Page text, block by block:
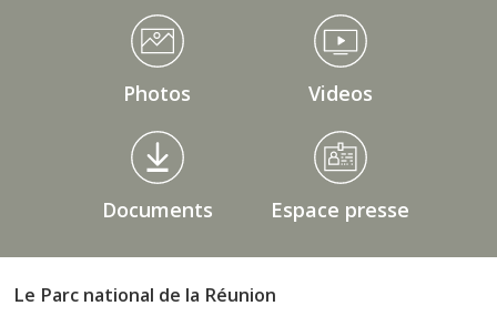
Médiathèque Footer
Photos Videos
Documents Espace presse
Le Parc national de la Réunion